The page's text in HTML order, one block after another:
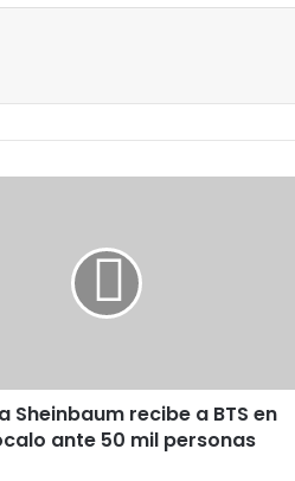
Sheinbaum recibe a BTS en
ante 50 mil personas